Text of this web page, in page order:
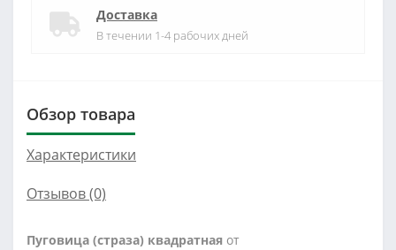
Доставка
В течении 1-4 рабочих дней
Обзор товара
Характеристики
Отзывов (0)
Пуговица (страза) квадратная от